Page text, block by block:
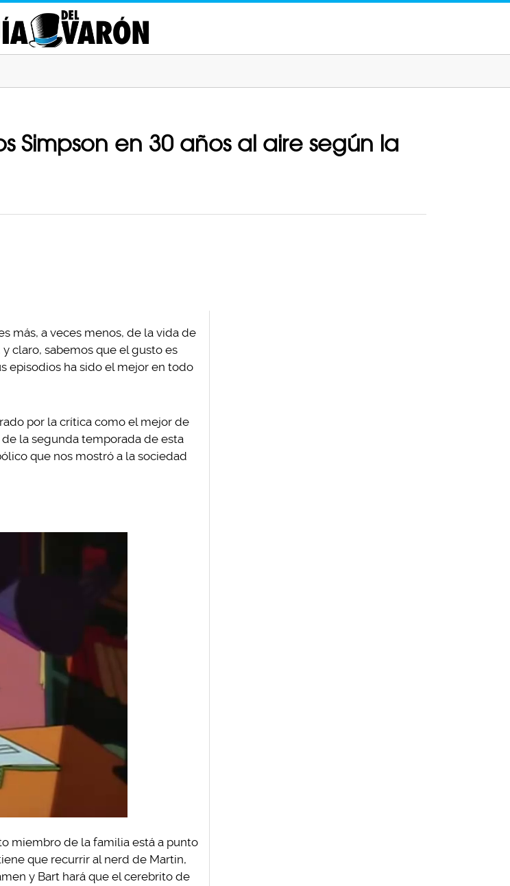
Simpson en 30 años al aire según la
más, a veces menos, de la vida de
claro, sabemos que el gusto es
episodios ha sido el mejor en todo
por la crítica como el mejor de
la segunda temporada de esta
que nos mostró a la sociedad
miembro de la familia está a punto
que recurrir al nerd de Martin,
y Bart hará que el cerebrito de